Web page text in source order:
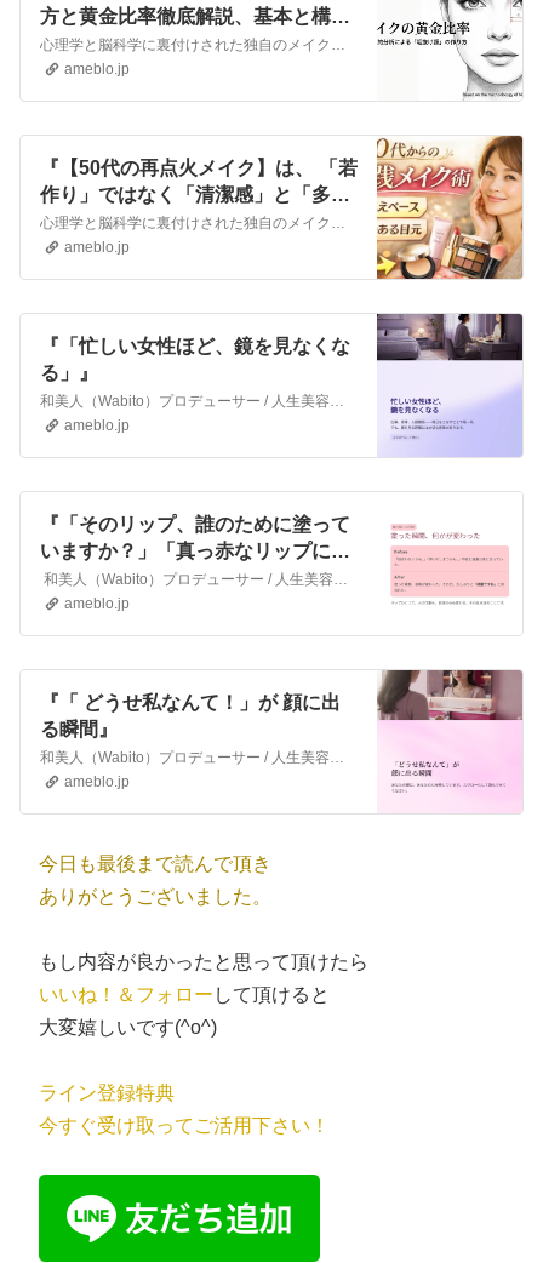
方と黄金比率徹底解説、基本と構造
的分析で眉の悩みを克服して！』 心理学と脳科学に裏付けされた独自のメイクアップ法で、お仕事をされている女性の集客や成約率、売上を上げるためのビジネスメイクアップ専門家の化粧師秀です。 ▼化粧…
ameblo.jp
『【50代の再点火メイク】は、 「若
作り」ではなく「清潔感」と「多幸
感」を出すことがゴールです。』 心理学と脳科学に裏付けされた独自のメイクアップ法で、お仕事をされている女性の集客や成約率、売上を上げるためのビジネスメイクアップ専門家の化粧師秀です。 ▼化粧…
ameblo.jp
『「忙しい女性ほど、鏡を見なくな
る」』
和美人（Wabito）プロデューサー / 人生美容家 池端秀之女性の人生を変える“人生美容家”。心理学と脳科学に基づいた独自のメイクアップ法で、外見だけでなく…
ameblo.jp
『「そのリップ、誰のために塗って
いますか？」「真っ赤なリップに挑
戦した事がありますか？」』
和美人（Wabito）プロデューサー / 人生美容家 池端秀之女性の人生を変える“人生美容家”。心理学と脳科学に基づいた独自のメイクアップ法で、外見だけでな…
ameblo.jp
『「 どうせ私なんて！」が 顔に出
る瞬間』
和美人（Wabito）プロデューサー / 人生美容家 池端秀之女性の人生を変える“人生美容家”。心理学と脳科学に基づいた独自のメイクアップ法で、外見だけでなく…
ameblo.jp
今日も最後まで読んで頂き
ありがとうございました。
もし内容が良かったと思って頂けたら
いいね！＆フォロー して頂けると
大変嬉しいです(^o^)
ライン登録特典
今すぐ受け取ってご活用下さい！